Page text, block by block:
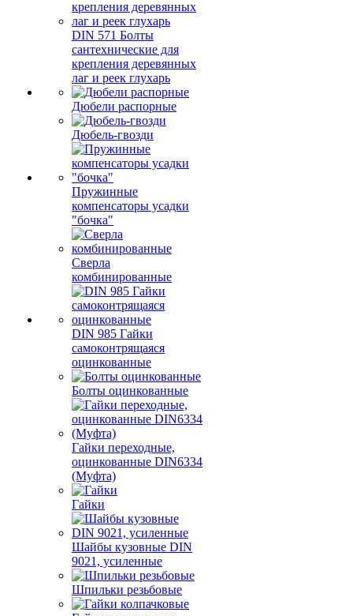
DIN 571 Болты
сантехнические для
крепления деревянных
лаг и реек глухарь
Дюбели распорные
Дюбель-гвозди
Пружинные
компенсаторы усадки
"бочка"
Сверла
комбинированные
DIN 985 Гайки
самоконтрящаяся
оцинкованные
Болты оцинкованные
Гайки переходные,
оцинкованные DIN6334
(Муфта)
Гайки
Шайбы кузовные DIN
9021, усиленные
Шпильки резьбовые